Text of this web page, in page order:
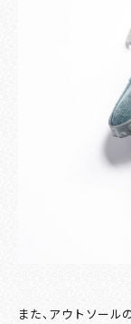
また、アウトソール